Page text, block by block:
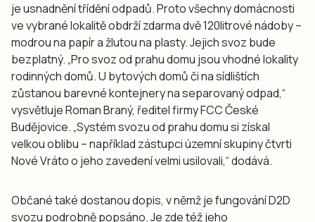
je usnadnění třídění odpadů. Proto všechny domácnosti
ve vybrané lokalitě obdrží zdarma dvě 120litrové nádoby –
modrou na papír a žlutou na plasty. Jejich svoz bude
bezplatný. „Pro svoz od prahu domu jsou vhodné lokality
rodinných domů. U bytových domů či na sídlištích
zůstanou barevné kontejnery na separovaný odpad,“
vysvětluje Roman Braný, ředitel firmy FCC České
Budějovice. „Systém svozu od prahu domu si získal
velkou oblibu – například zástupci územní skupiny čtvrti
Nové Vráto o jeho zavedení velmi usilovali,“ dodává.
Občané také dostanou dopis, v němž je fungování D2D
svozu podrobně popsáno. Je zde též jeho